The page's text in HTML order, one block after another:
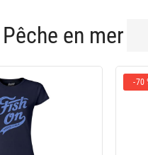
en mer
-70